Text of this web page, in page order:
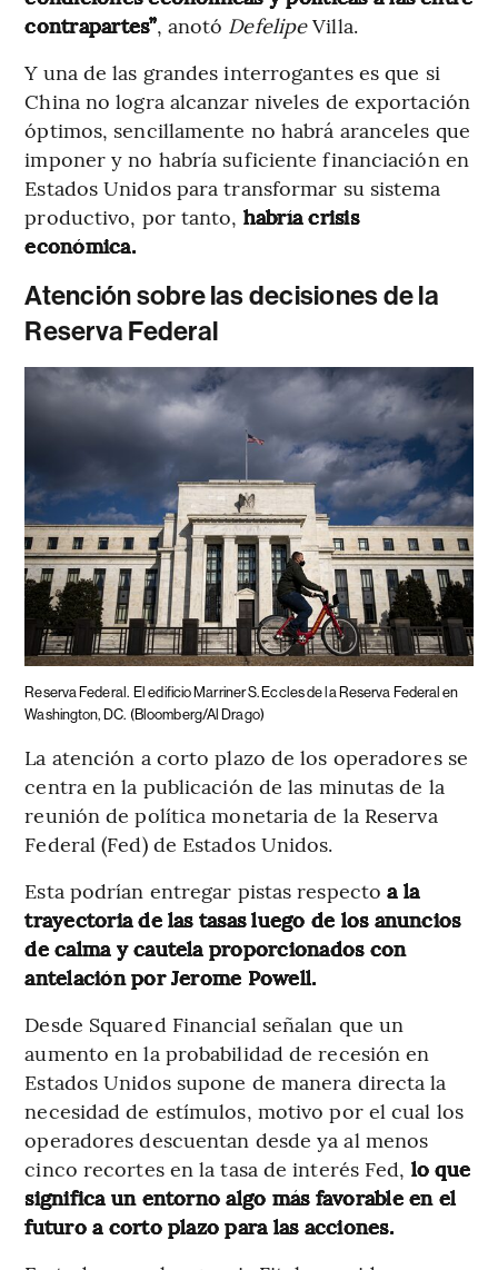
contrapartes”, anotó DefelipeVilla.
Y una de las grandes interrogantes es que si
China no logra alcanzar niveles de exportación
óptimos, sencillamente no habrá aranceles que
imponer y no habría suficiente financiación en
Estados Unidos para transformar su sistema
productivo, por tanto, habría crisis
económica.
Atención sobre las decisiones de la
Reserva Federal
Reserva Federal. El edificio Marriner S. Eccles de la Reserva Federal en
Washington, DC. (Bloomberg/Al Drago)
La atención a corto plazo de los operadores se
centra en la publicación de las minutas de la
reunión de política monetaria de la Reserva
Federal (Fed) de Estados Unidos.
Esta podrían entregar pistas respectoa la
trayectoria de las tasas luego de los anuncios
de calma y cautela proporcionados con
antelación por Jerome Powell.
Desde Squared Financial señalan que un
aumento en la probabilidad de recesión en
Estados Unidos supone de manera directa la
necesidad de estímulos, motivo por el cual los
operadores descuentan desde ya al menos
cinco recortes en la tasa de interés Fed, lo que
significa un entorno algo más favorable en el
futuro a corto plazo para las acciones.